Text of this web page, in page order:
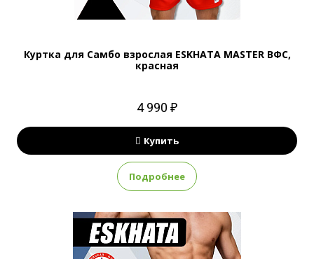
Куртка для Самбо взрослая ESKHATA MASTER ВФС,
красная
4 990 ₽
Купить
Подробнее